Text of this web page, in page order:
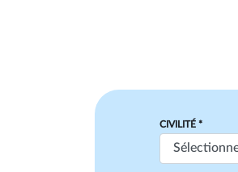
CIVILITÉ *